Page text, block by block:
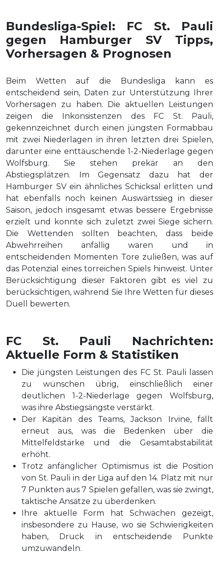
Bundesliga-Spiel: FC St. Pauli
gegen Hamburger SV Tipps,
Vorhersagen & Prognosen
Beim Wetten auf die Bundesliga kann es
entscheidend sein, Daten zur Unterstützung Ihrer
Vorhersagen zu haben. Die aktuellen Leistungen
zeigen die Inkonsistenzen des FC St. Pauli,
gekennzeichnet durch einen jüngsten Formabbau
mit zwei Niederlagen in ihren letzten drei Spielen,
darunter eine enttäuschende 1-2-Niederlage gegen
Wolfsburg. Sie stehen prekär an den
Abstiegsplätzen. Im Gegensatz dazu hat der
Hamburger SV ein ähnliches Schicksal erlitten und
hat ebenfalls noch keinen Auswärtssieg in dieser
Saison, jedoch insgesamt etwas bessere Ergebnisse
erzielt und konnte sich zuletzt zwei Siege sichern.
Die Wettenden sollten beachten, dass beide
Abwehrreihen anfällig waren und in
entscheidenden Momenten Tore zuließen, was auf
das Potenzial eines torreichen Spiels hinweist. Unter
Berücksichtigung dieser Faktoren gibt es viel zu
berücksichtigen, während Sie Ihre Wetten für dieses
Duell bewerten.
FC St. Pauli Nachrichten:
Aktuelle Form & Statistiken
Die jüngsten Leistungen des FC St. Pauli lassen
zu wünschen übrig, einschließlich einer
deutlichen 1-2-Niederlage gegen Wolfsburg,
was ihre Abstiegsängste verstärkt.
Der Kapitän des Teams, Jackson Irvine, fällt
erneut aus, was die Bedenken über die
Mittelfeldstärke und die Gesamtabstabilität
erhöht.
Trotz anfänglicher Optimismus ist die Position
von St. Pauli in der Liga auf den 14. Platz mit nur
7 Punkten aus 7 Spielen gefallen, was sie zwingt,
taktische Ansätze zu überdenken.
Ihre aktuelle Form hat Schwächen gezeigt,
insbesondere zu Hause, wo sie Schwierigkeiten
haben, Druck in entscheidende Punkte
umzuwandeln.